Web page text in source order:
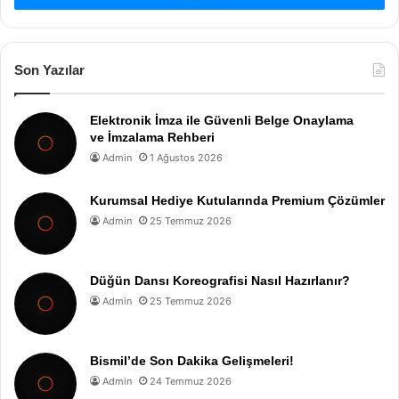
Son Yazılar
Elektronik İmza ile Güvenli Belge Onaylama
ve İmzalama Rehberi
Admin 1 Ağustos 2026
Kurumsal Hediye Kutularında Premium Çözümler
Admin 25 Temmuz 2026
Düğün Dansı Koreografisi Nasıl Hazırlanır?
Admin 25 Temmuz 2026
Bismil’de Son Dakika Gelişmeleri!
Admin 24 Temmuz 2026